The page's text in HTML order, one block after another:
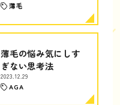
薄毛
薄毛の悩み気にしす
ぎない思考法
2023.12.29
AGA